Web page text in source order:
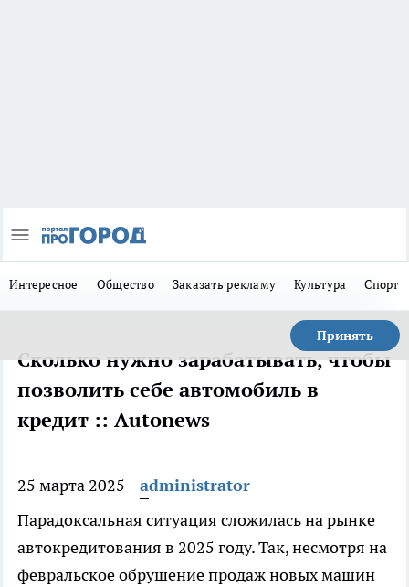
Интересное Общество Заказать рекламу Культура Спорт
Принять
Сколько нужно зарабатывать, чтобы
позволить себе автомобиль в
кредит :: Autonews
25 марта 2025
administrator
Парадоксальная ситуация сложилась на рынке
автокредитования в 2025 году. Так, несмотря на
февральское обрушение продаж новых машин